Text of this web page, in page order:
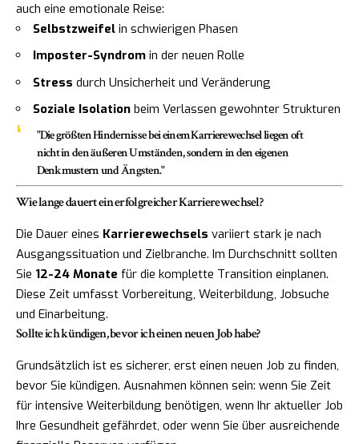
auch eine emotionale Reise:
Selbstzweifel in schwierigen Phasen
Imposter-Syndrom in der neuen Rolle
Stress durch Unsicherheit und Veränderung
Soziale Isolation beim Verlassen gewohnter Strukturen
"Die größten Hindernisse bei einem Karrierewechsel liegen oft
nicht in den äußeren Umständen, sondern in den eigenen
Denkmustern und Ängsten."
Wie lange dauert ein erfolgreicher Karrierewechsel?
Die Dauer eines Karrierewechsels variiert stark je nach
Ausgangssituation und Zielbranche. Im Durchschnitt sollten
Sie 12-24 Monate für die komplette Transition einplanen.
Diese Zeit umfasst Vorbereitung, Weiterbildung, Jobsuche
und Einarbeitung.
Sollte ich kündigen, bevor ich einen neuen Job habe?
Grundsätzlich ist es sicherer, erst einen neuen Job zu finden,
bevor Sie kündigen. Ausnahmen können sein: wenn Sie Zeit
für intensive Weiterbildung benötigen, wenn Ihr aktueller Job
Ihre Gesundheit gefährdet, oder wenn Sie über ausreichende